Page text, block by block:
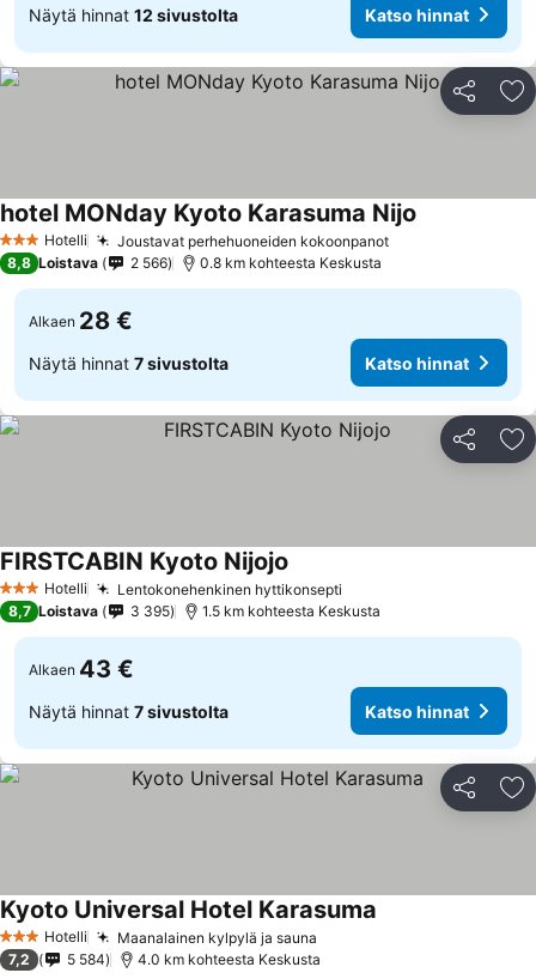
Näytä hinnat 12 sivustolta Katso hinnat
Jaa
3 Tähtiluokitus
Hotelli Joustavat perhehuoneiden kokoonpanotKatso hinnat
hotel MONday Kyoto Karasuma Nijo
8,8 Loistava 2 566 0.8 km kohteesta Keskusta
Alkaen 28 €
Näytä hinnat 7 sivustolta Katso hinnat
Jaa
3 Tähtiluokitus
Hotelli Lentokonehenkinen hyttikonsepti
FIRSTCABIN Kyoto Nijojo
8,7 Loistava 3 395 1.5 km kohteesta Keskusta
Alkaen 43 €
Näytä hinnat 7 sivustolta Katso hinnat
Jaa
3 Tähtiluokitus
Hotelli Maanalainen kylpylä ja sauna
Kyoto Universal Hotel Karasuma
7,2 5 584 4.0 km kohteesta Keskusta